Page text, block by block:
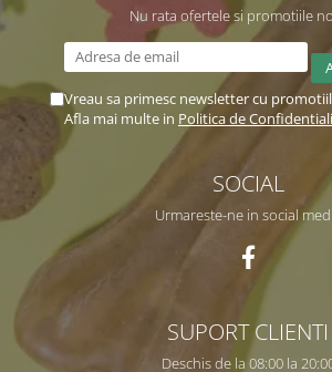
Nu rata ofertele si promotiile
Vreau sa primesc newsletter cu
Afla mai multe in Politica de
SOCIAL
Urmareste-ne in social
SUPORT CLIENTI
Deschis de la 08:00 la